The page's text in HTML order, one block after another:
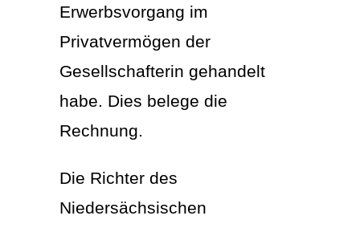
Erwerbsvorgang im
Privatvermögen der
Gesellschafterin gehandelt
habe. Dies belege die
Rechnung.
Die Richter des
Niedersächsischen